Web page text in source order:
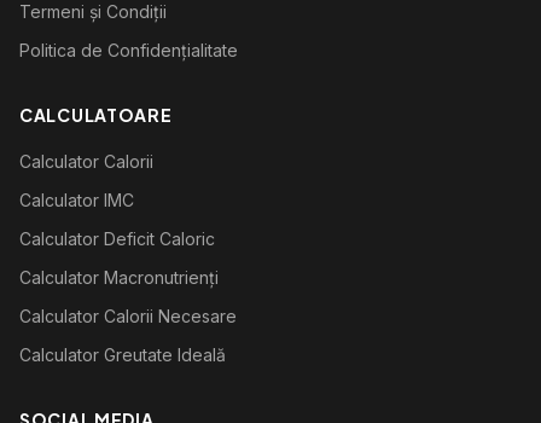
Termeni și Condiții
Politica de Confidențialitate
CALCULATOARE
Calculator Calorii
Calculator IMC
Calculator Deficit Caloric
Calculator Macronutrienți
Calculator Calorii Necesare
Calculator Greutate Ideală